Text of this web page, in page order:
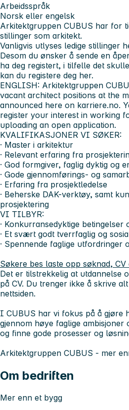
Arbeidsspråk
Norsk eller engelsk
Arkitektgruppen CUBUS har for
stillinger som arkitekt.
Vanligvis utlyses ledige stillinger
Desom du ønsker å sende en
ha deg registert, i tilfelle det
kan du registere deg her.
ENGLISH: Arkitektgruppen
vacant architect positions at the
announced here on karriere.no.
register your interest in working
uploading an open application.
KVALIFIKASJONER VI SØKER:
· Master i arkitektur
· Relevant erfaring fra
· God formgiver, faglig dyktig og
· Gode gjennomførings- og
· Erfaring fra prosjektledelse
· Beherske DAK-verktøy, samt
prosjektering
VI TILBYR:
· Konkurransedyktige
· Et svært godt tverrfaglig og
· Spennende faglige utfordringer
Søkere bes laste opp søknad,
Det er tilstrekkelig at utdannelse
på CV. Du trenger ikke å skrive
nettsiden.
I CUBUS har vi fokus på å gjøre
gjennom høye faglige ambisjoner
og finne gode prosesser og
Arkitektgruppen CUBUS - mer
Om bedriften
Mer enn et bygg